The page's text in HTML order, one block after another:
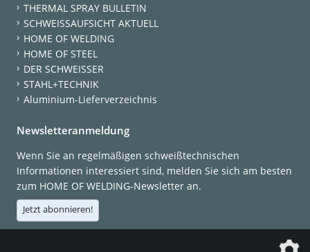
THERMAL SPRAY BULLETIN
SCHWEISSAUFSICHT AKTUELL
HOME OF WELDING
HOME OF STEEL
DER SCHWEISSER
STAHL+TECHNIK
Aluminium-Lieferverzeichnis
Newsletteranmeldung
Wenn Sie an regelmäßigen schweißtechnischen
Informationen interessiert sind, melden Sie sich am besten
zum HOME OF WELDING-Newsletter an.
Jetzt abonnieren!